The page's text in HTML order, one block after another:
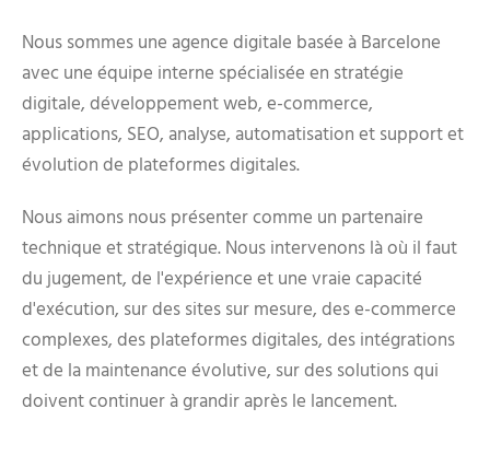
Nous sommes une agence digitale basée à Barcelone
avec une équipe interne spécialisée en stratégie
digitale, développement web, e-commerce,
applications, SEO, analyse, automatisation et support et
évolution de plateformes digitales.
Nous aimons nous présenter comme un partenaire
technique et stratégique. Nous intervenons là où il faut
du jugement, de l'expérience et une vraie capacité
d'exécution, sur des sites sur mesure, des e-commerce
complexes, des plateformes digitales, des intégrations
et de la maintenance évolutive, sur des solutions qui
doivent continuer à grandir après le lancement.